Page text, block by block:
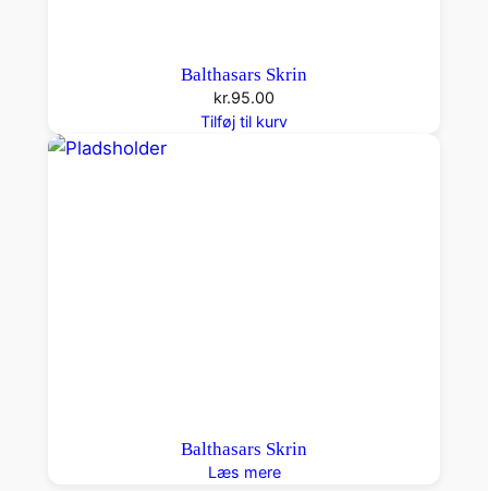
Balthasars Skrin
kr.95.00
Tilføj til kurv
Balthasars Skrin
Læs mere